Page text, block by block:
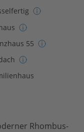
55
Rhombus-